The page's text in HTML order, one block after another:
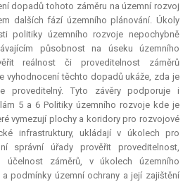
dopadů tohoto záměru na územní rozvoj
dalších fází územního plánování. Úkoly
politiky územního rozvoje nepochybně
působnost na úseku územního
reálnost či proveditelnost záměrů
vyhodnocení těchto dopadů ukáže, zda je
proveditelný. Tyto závěry podporuje i
5 a 6 Politiky územního rozvoje kde je
vymezují plochy a koridory pro rozvojové
infrastruktury, ukládají v úkolech pro
správní úřady prověřit proveditelnost,
účelnost záměrů, v úkolech územního
podmínky územní ochrany a její zajištění